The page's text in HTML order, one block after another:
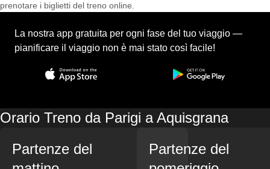
prenotare i biglietti del treno online.
La nostra app gratuita per ogni fase del tuo viaggio —
pianificare il viaggio non è mai stato così facile!
Orario Treno da Parigi a Aquisgrana
Partenze del
Partenze del